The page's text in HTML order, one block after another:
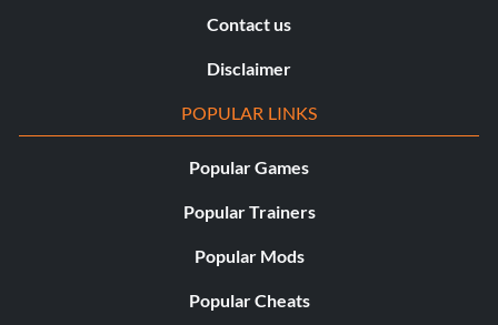
Contact us
Disclaimer
POPULAR LINKS
Popular Games
Popular Trainers
Popular Mods
Popular Cheats